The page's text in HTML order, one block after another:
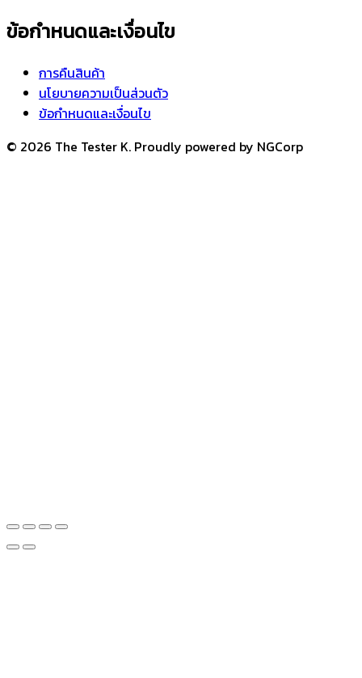
ข้อกำหนดและเงื่อนไข
การคืนสินค้า
นโยบายความเป็นส่วนตัว
ข้อกำหนดและเงื่อนไข
© 2026 The Tester K. Proudly powered by NGCorp